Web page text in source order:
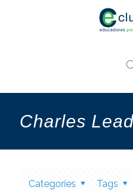
Charles
Categories Tags